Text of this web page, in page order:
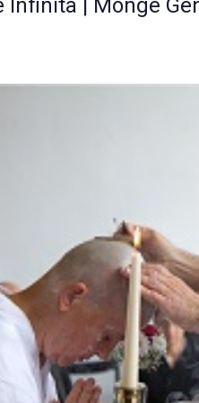
Infinita | Monge